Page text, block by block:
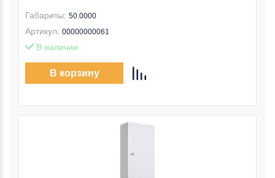
Габариты: 50.0000
Артикул: 00000000061
В наличии
В корзину